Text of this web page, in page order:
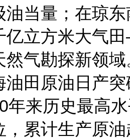
油当量；在琼
亿立方米大气
然气勘探新领
田原油日产突
年来历史最高
，累计生产原